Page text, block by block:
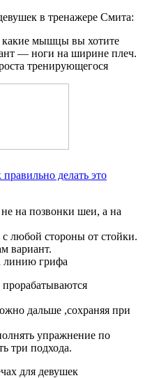
в тренажере Смита:
какие мышцы вы хотите
— ноги на ширине плеч.
тренирующегося
делать это
на позвонки шеи, а на
любой стороны от стойки.
вариант.
линию грифа
дальше ,сохраняя при
упражнение по
три подхода.
для девушек